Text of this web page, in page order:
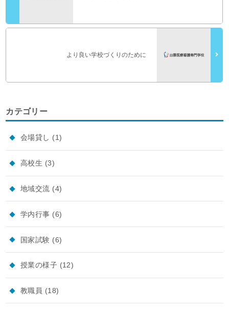
より良い学校づくりのために
カテゴリー
会場貸し (1)
高校生 (3)
地域交流 (4)
学内行事 (6)
国家試験 (6)
授業の様子 (12)
教職員 (18)